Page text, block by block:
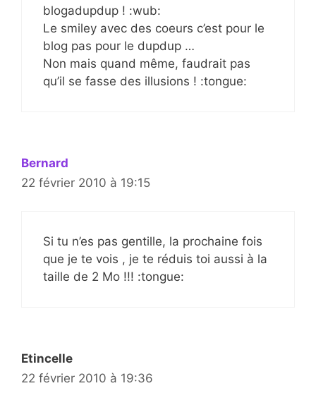
blogadupdup ! :wub:
Le smiley avec des coeurs c’est pour le
blog pas pour le dupdup …
Non mais quand même, faudrait pas
qu’il se fasse des illusions ! :tongue:
Bernard
22 février 2010 à 19:15
Si tu n’es pas gentille, la prochaine fois
que je te vois , je te réduis toi aussi à la
taille de 2 Mo !!! :tongue:
Etincelle
22 février 2010 à 19:36